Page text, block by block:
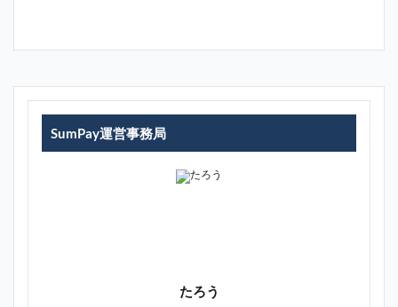
SumPay運営事務局
たろう